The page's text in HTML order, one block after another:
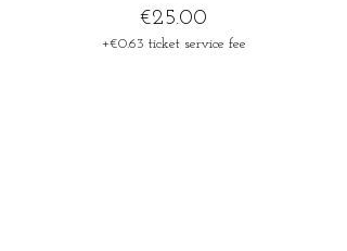
€25.00
+€0.63 ticket service fee